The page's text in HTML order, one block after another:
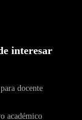
interesar
docente
académico